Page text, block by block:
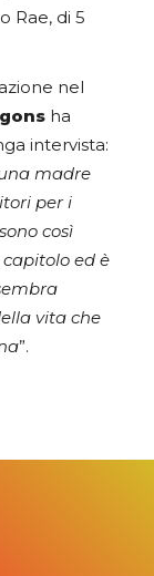
Rae, di 5
nel
ha
intervista:
madre
per i
così
ed è
vita che
”.